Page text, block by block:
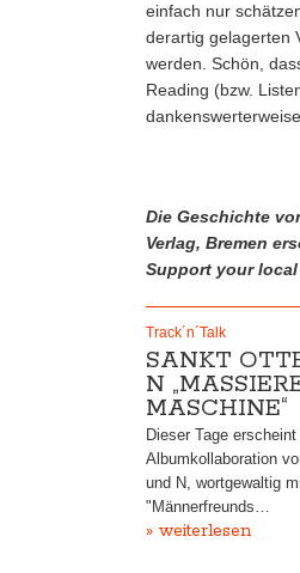
einfach nur
derartig gelagerten
werden. Schön,
Reading (bzw.
Die Geschichte
Verlag, Bremen
Support your
Track´n´Talk
SANKT
N
MASCHINE“
Dieser Tage erscheint
Albumkollaboration
und N, wortgewaltig
"Männerfreunds…
» weiterlesen